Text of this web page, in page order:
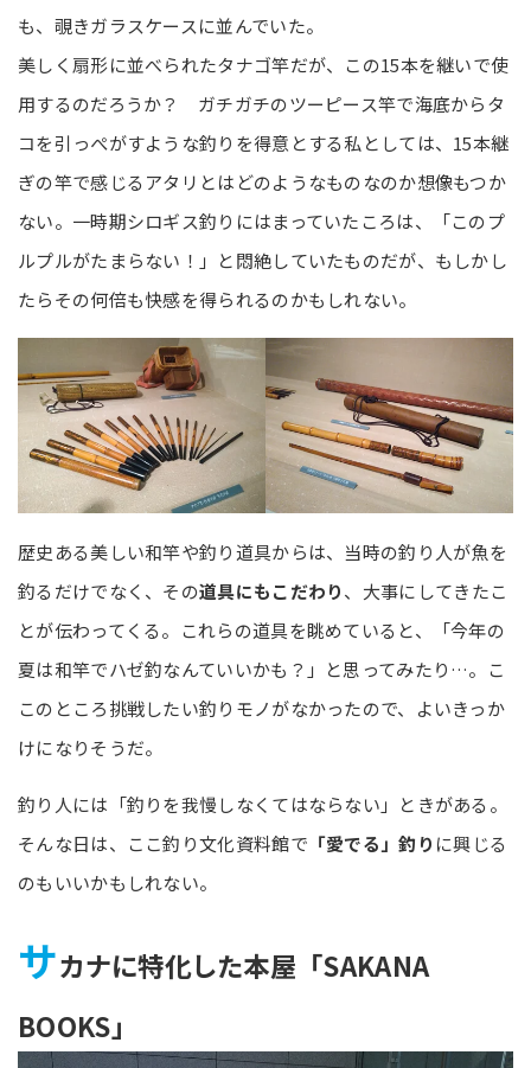
も、覗きガラスケースに並んでいた。
美しく扇形に並べられたタナゴ竿だが、この15本を継いで使
用するのだろうか？ ガチガチのツーピース竿で海底からタ
コを引っぺがすような釣りを得意とする私としては、15本継
ぎの竿で感じるアタリとはどのようなものなのか想像もつか
ない。一時期シロギス釣りにはまっていたころは、「このプ
ルプルがたまらない！」と悶絶していたものだが、もしかし
たらその何倍も快感を得られるのかもしれない。
歴史ある美しい和竿や釣り道具からは、当時の釣り人が魚を
釣るだけでなく、その道具にもこだわり、大事にしてきたこ
とが伝わってくる。これらの道具を眺めていると、「今年の
夏は和竿でハゼ釣なんていいかも？」と思ってみたり…。こ
このところ挑戦したい釣りモノがなかったので、よいきっか
けになりそうだ。
釣り人には「釣りを我慢しなくてはならない」ときがある。
そんな日は、ここ釣り文化資料館で 「愛でる」釣り に興じる
のもいいかもしれない。
サカナに特化した本屋「SAKANA
BOOKS」